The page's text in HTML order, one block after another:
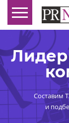
Лидер
Составим
и